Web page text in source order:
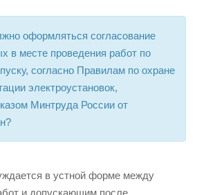
оформляться согласование
в месте проведения работ по
согласно Правилам по охране
электроустановок,
Минтруда России от
в устной форме между
и допускающим после